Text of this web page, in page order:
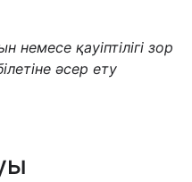
немесе қауіптілігі зор
әсер ету